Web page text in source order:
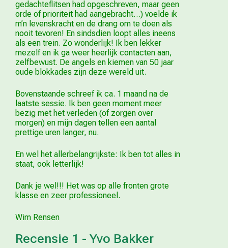
gedachteflitsen had opgeschreven, maar geen
orde of prioriteit had aangebracht…) voelde ik
m’n levenskracht en de drang om te doen als
nooit tevoren! En sindsdien loopt alles ineens
als een trein. Zo wonderlijk! Ik ben lekker
mezelf en ik ga weer heerlijk contacten aan,
zelfbewust. De angels en kiemen van 50 jaar
oude blokkades zijn deze wereld uit.
Bovenstaande schreef ik ca. 1 maand na de
laatste sessie. Ik ben geen moment meer
bezig met het verleden (of zorgen over
morgen) en mijn dagen tellen een aantal
prettige uren langer, nu.
En wel het allerbelangrijkste: Ik ben tot alles in
staat, ook letterlijk!
Dank je wel!!! Het was op alle fronten grote
klasse en zeer professioneel.
Wim Rensen
Recensie 1 - Yvo Bakker